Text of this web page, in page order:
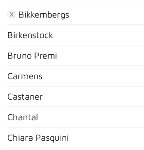
Bikkembergs
Birkenstock
Bruno Premi
Carmens
Castaner
Chantal
Chiara Pasquini